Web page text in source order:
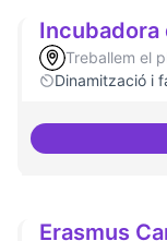
Incubadora
Treballem el
Dinamització i
Erasmus